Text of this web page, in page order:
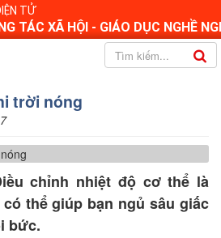
TỬ
TÁC XÃ HỘI - GIÁO DỤC NGHỀ
trời nóng
chỉnh nhiệt độ cơ thể là
thể giúp bạn ngủ sâu giấc
bức.